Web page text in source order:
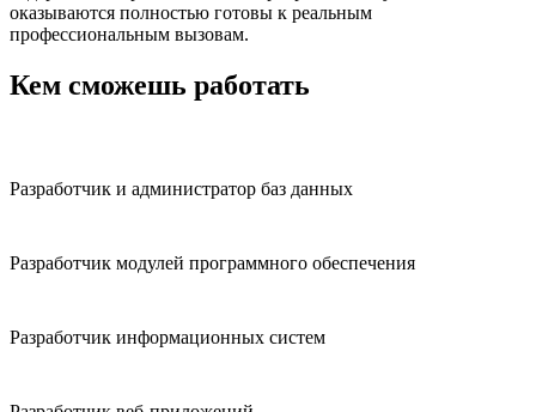
оказываются полностью готовы к реальным
профессиональным вызовам.
Кем сможешь работать
Разработчик и администратор баз данных
Разработчик модулей программного обеспечения
Разработчик информационных систем